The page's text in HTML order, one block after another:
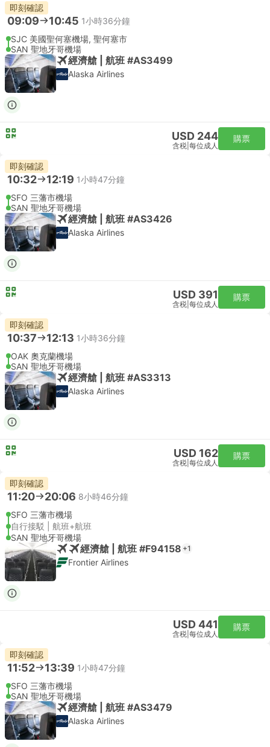
即刻確認
09:09 10:45 1小時36分鐘
SJC 美國聖何塞機場, 聖何塞市
SAN 聖地牙哥機場
經濟艙 | 航班 #AS3499
Alaska Airlines
USD 244
含税 每位成人
購票
即刻確認
10:32 12:19 1小時47分鐘
SFO 三藩市機場
SAN 聖地牙哥機場
經濟艙 | 航班 #AS3426
Alaska Airlines
USD 391
含税 每位成人
購票
即刻確認
10:37 12:13 1小時36分鐘
OAK 奧克蘭機場
SAN 聖地牙哥機場
經濟艙 | 航班 #AS3313
Alaska Airlines
USD 162
含税 每位成人
購票
即刻確認
11:20 20:06 8小時46分鐘
SFO 三藩市機場
自行接駁 | 航班+航班
SAN 聖地牙哥機場
經濟艙 | 航班 #F94158 +1
Frontier Airlines
USD 441
含税 每位成人
購票
即刻確認
11:52 13:39 1小時47分鐘
SFO 三藩市機場
SAN 聖地牙哥機場
經濟艙 | 航班 #AS3479
Alaska Airlines